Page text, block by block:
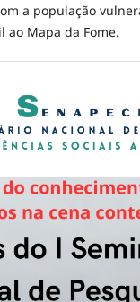
a população
ao Mapa da Fome.